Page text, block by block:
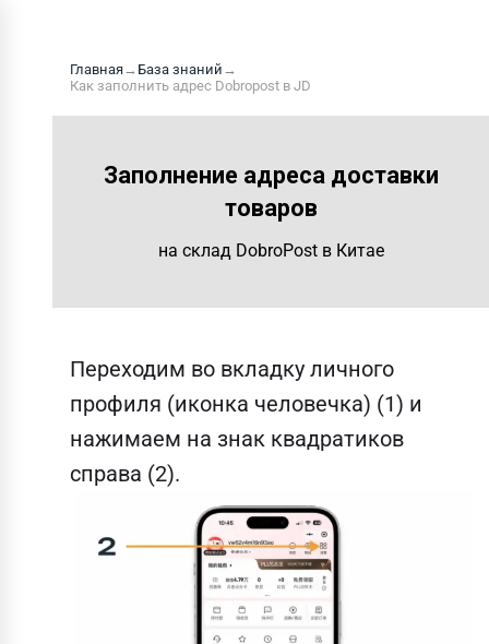
Главная→ База знаний →
Как заполнить адрес Dobropost в JD
Заполнение адреса доставки
товаров
на склад DobroPost в Китае
Переходим во вкладку личного
профиля (иконка человечка) (1) и
нажимаем на знак квадратиков
справа (2).